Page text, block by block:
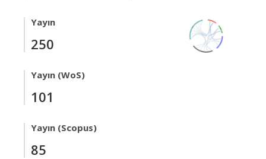
Yayın
250
Yayın (WoS)
101
Yayın (Scopus)
85